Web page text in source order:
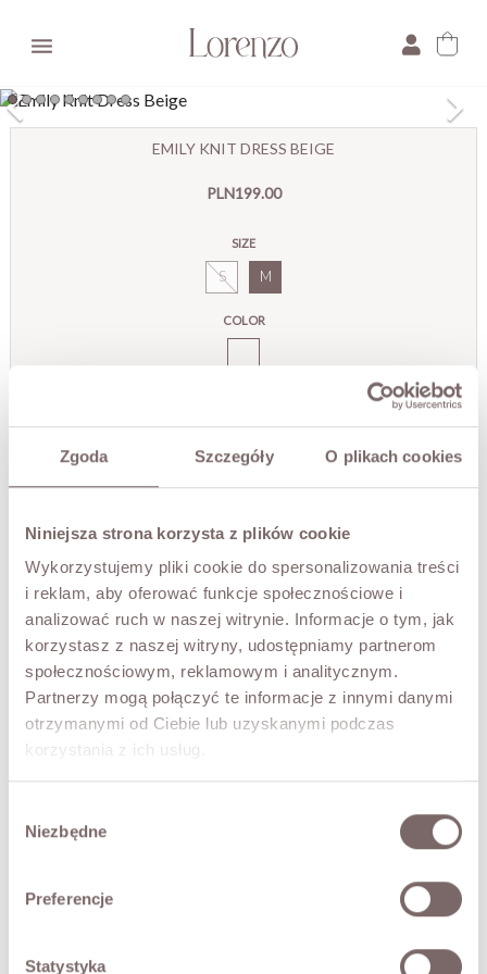
Zgoda Szczegóły O plikach cookies
Niniejsza strona korzysta z plików cookie
Wykorzystujemy pliki cookie do spersonalizowania treści
i reklam, aby oferować funkcje społecznościowe i
analizować ruch w naszej witrynie. Informacje o tym, jak
korzystasz z naszej witryny, udostępniamy partnerom
społecznościowym, reklamowym i analitycznym.
Partnerzy mogą połączyć te informacje z innymi danymi
otrzymanymi od Ciebie lub uzyskanymi podczas
korzystania z ich usług.
zgody
Niezbędne
Preferencje
Statystyka

EMILY KNIT DRESS BEIGE
PLN199.00
SIZE
S M
COLOR
Sukienka
Ostatnie sztuki!
THIS SIZE IS CURRENTLY UNAVAILABLE
Enter your email to be notified when it is available
TRY IT ON VIRTUALLY
DESCRIPTION
A fitted knit dress with a touch of cashmere. A delicate
subtly ribbed knit is wonderfully soft to the touch. Simple
The model is 173 cm tall.
FABRIC / ADDITIONAL INFORMATION